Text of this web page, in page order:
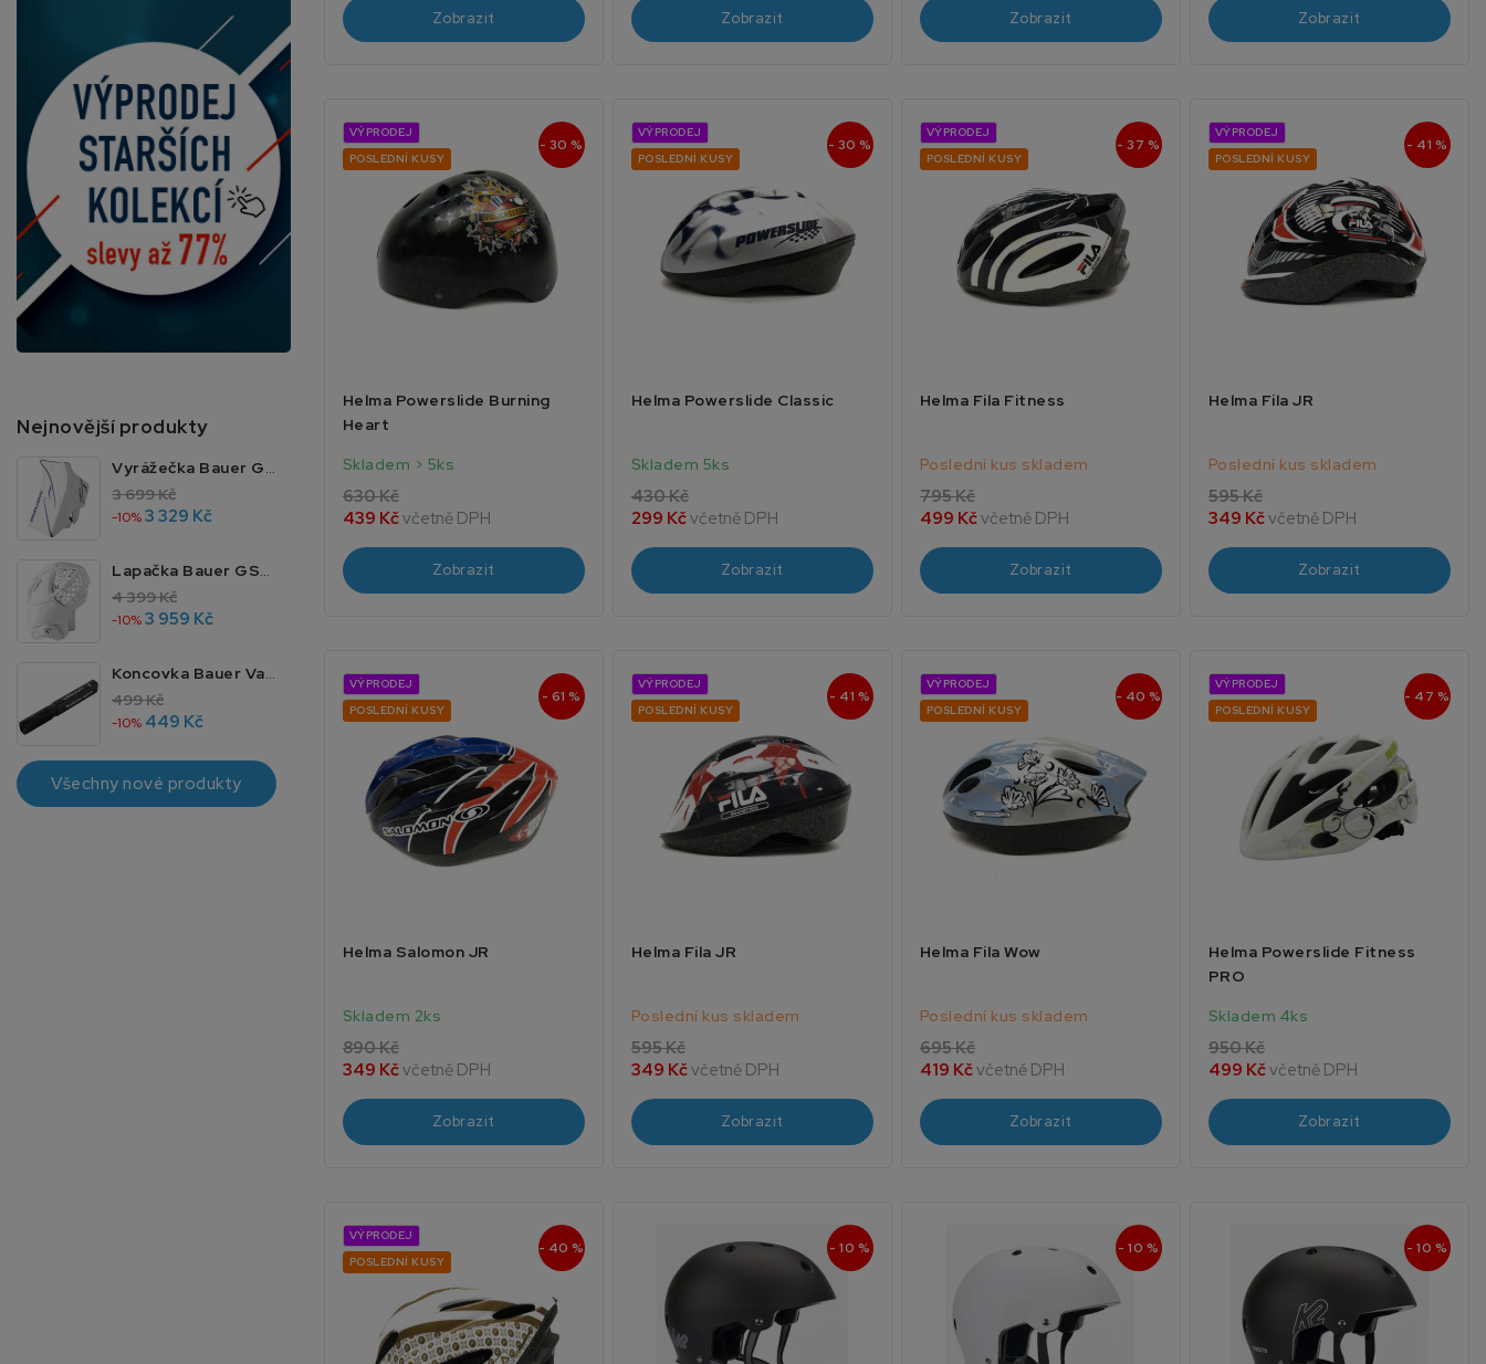
Nejnovější produkty
Vyrážečka Bauer GSX JR MTO
3 699 Kč
-10%3 329 Kč
Lapačka Bauer GSX JR MTO
4 399 Kč
-10%3 959 Kč
Koncovka Bauer Vapor 4 JR 40
499 Kč
-10% 449 Kč
Všechny nové produkty
Zobrazit Zobrazit Zobrazit Zobrazit
VÝPRODEJ
POSLEDNÍ KUSY
- 30 %
Helma Powerslide Burning
Heart
Skladem > 5ks
630 Kč
439 Kčvčetně DPH
Zobrazit
VÝPRODEJ
POSLEDNÍ KUSY
- 30 %
Helma Powerslide Classic
Skladem 5ks
430 Kč
299 Kčvčetně DPH
Zobrazit
VÝPRODEJ
POSLEDNÍ KUSY
- 37 %
Helma Fila Fitness
Poslední kus skladem
795 Kč
499 Kčvčetně DPH
Zobrazit
VÝPRODEJ
POSLEDNÍ KUSY
- 41 %
Helma Fila JR
Poslední kus skladem
595 Kč
349 Kčvčetně DPH
Zobrazit
VÝPRODEJ
POSLEDNÍ KUSY
- 61 %
Helma Salomon JR
Skladem 2ks
890 Kč
349 Kčvčetně DPH
Zobrazit
VÝPRODEJ
POSLEDNÍ KUSY
- 41 %
Helma Fila JR
Poslední kus skladem
595 Kč
349 Kčvčetně DPH
Zobrazit
VÝPRODEJ
POSLEDNÍ KUSY
- 40 %
Helma Fila Wow
Poslední kus skladem
695 Kč
419 Kčvčetně DPH
Zobrazit
VÝPRODEJ
POSLEDNÍ KUSY
- 47 %
Helma Powerslide Fitness
PRO
Skladem 4ks
950 Kč
499 Kčvčetně DPH
Zobrazit
VÝPRODEJ
POSLEDNÍ KUSY
- 40 % - 10 % - 10 % - 10 %